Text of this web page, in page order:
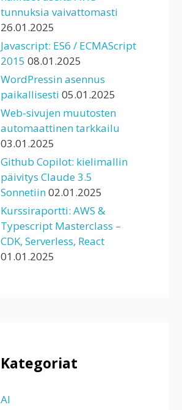
tunnuksia vaivattomasti
26.01.2025
Javascript: ES6 / ECMAScript
2015 08.01.2025
WordPressin asennus
paikallisesti 05.01.2025
Web-sivujen muutosten
automaattinen tarkkailu
03.01.2025
Github Copilot: kielimallin
päivitys Claude 3.5
Sonnetiin02.01.2025
Kurssiraportti: AWS &
Typescript Masterclass –
CDK, Serverless, React
01.01.2025
Kategoriat
AI